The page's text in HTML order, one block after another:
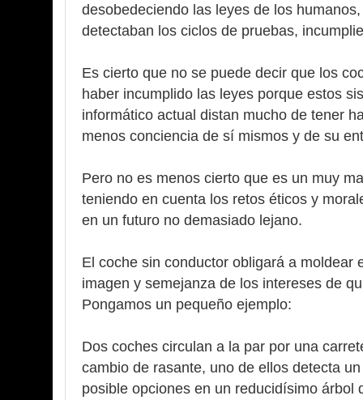
desobedeciendo las leyes de los
detectaban los ciclos de pruebas,
Es cierto que no se puede decir que los
haber incumplido las leyes porque estos
informático actual distan mucho de tener
menos conciencia de sí mismos y de su
Pero no es menos cierto que es un muy
teniendo en cuenta los retos éticos y
en un futuro no demasiado lejano.
El coche sin conductor obligará a moldear
imagen y semejanza de los intereses de
Pongamos un pequeño ejemplo:
Dos coches circulan a la par por una
cambio de rasante, uno de ellos detecta
posible opciones en un reducidísimo árbol